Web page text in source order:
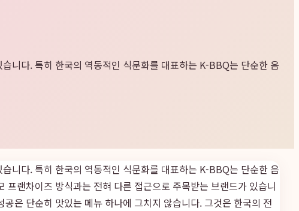
니다. 특히 한국의 역동적인 식문화를 대표하는 K-BBQ는 단순한 음
니다. 특히 한국의 역동적인 식문화를 대표하는 K-BBQ는 단순한 음
랜차이즈 방식과는 전혀 다른 접근으로 주목받는 브랜드가 있습니
은 단순히 맛있는 메뉴 하나에 그치지 않습니다. 그것은 한국의 전